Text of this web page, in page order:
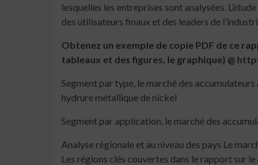
lesquelles les entreprises sont analysées.
des utilisateurs finaux et des leaders de
Obtenez un exemple de copie PDF de ce
tableaux et des figures, le graphique) @
Segment par type, le marché des
hydrure métallique de nickel
Segment par application, le marché des
Analyse régionale et au niveau des pays Le
Les régions clés couvertes dans le rapport sur